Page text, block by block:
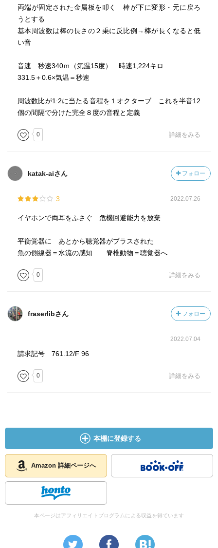
両端が固定された金属板を叩く 棒が下に変形・元に戻ろ
うとする
基本周波数は棒の長さの２乗に反比例→棒が長くなると低
い音
音速 秒速340ｍ（気温15度） 時速1,224キロ
331.5＋0.6×気温＝秒速
周波数比が1:2に当たる音程を１オクターブ これを半音12
個の間隔で分けた完全８度の音程と定義
0 詳細をみる
katak-aiさん フォロー
3 2022.07.26
イヤホンで両耳をふさぐ 危機回避能力を放棄
平衡覚器に あとから聴覚器がプラスされた
魚の側線器＝水流の感知 脊椎動物＝聴覚器へ
0 詳細をみる
fraserlibさん フォロー
2022.07.04
請求記号 761.12/F 96
0 詳細をみる
本棚に登録する
Amazon 詳細ページへ
本ページはアフィリエイトプログラムによる収益を得ています